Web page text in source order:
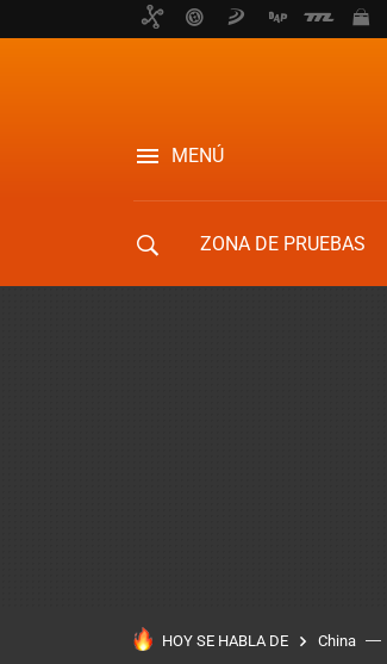
MENÚ
ZONA DE PRUEBAS
HOY SE HABLA DE China